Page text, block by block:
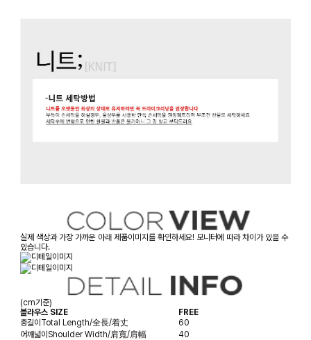
실제 색상과 가장 가까운 아래 제품이미지를 확인하세요! 모니터에 따라 차이가 있을 수
있습니다.
(cm기준)
블라우스 SIZE
FREE
총길이 Total Length/全長/着丈
60
어깨넓이 Shoulder Width/肩寬/肩幅
40